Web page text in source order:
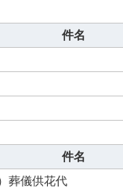
件名
件名
葬儀供花代